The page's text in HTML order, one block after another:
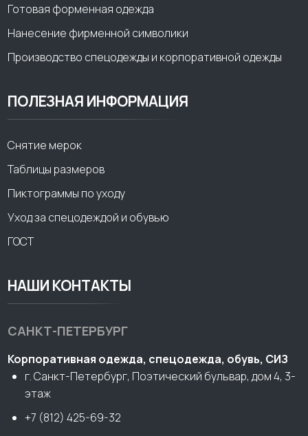
Готовая форменная одежда
Нанесение фирменной символики
Производство спецодежды и корпоративной одежды
ПОЛЕЗНАЯ ИНФОРМАЦИЯ
Снятие мерок
Таблицы размеров
Пиктограммы по уходу
Уход за спецодеждой и обувью
ГОСТ
НАШИ КОНТАКТЫ
САНКТ-ПЕТЕРБУРГ
Корпоративная одежда, спецодежда, обувь, СИЗ
г. Санкт-Петербург, Поэтический бульвар, дом 4, 3-
этаж
+7 (812) 425-69-32